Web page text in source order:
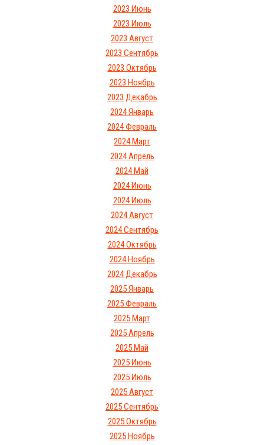
2023 Июнь
2023 Июль
2023 Август
2023 Сентябрь
2023 Октябрь
2023 Ноябрь
2023 Декабрь
2024 Январь
2024 Февраль
2024 Март
2024 Апрель
2024 Май
2024 Июнь
2024 Июль
2024 Август
2024 Сентябрь
2024 Октябрь
2024 Ноябрь
2024 Декабрь
2025 Январь
2025 Февраль
2025 Март
2025 Апрель
2025 Май
2025 Июнь
2025 Июль
2025 Август
2025 Сентябрь
2025 Октябрь
2025 Ноябрь